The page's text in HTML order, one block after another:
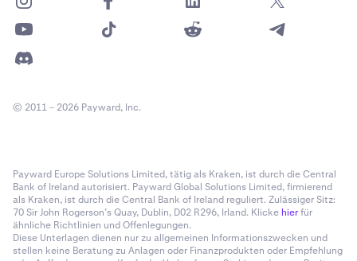
© 2011 – 2026 Payward, Inc.
Payward Europe Solutions Limited, tätig als Kraken, ist durch die Central
Bank of Ireland autorisiert. Payward Global Solutions Limited, firmierend
als Kraken, ist durch die Central Bank of Ireland reguliert. Zulässiger Sitz:
70 Sir John Rogerson’s Quay, Dublin, D02 R296, Irland. Klicke hierfür
ähnliche Richtlinien und Offenlegungen.
Diese Unterlagen dienen nur zu allgemeinen Informationszwecken und
stellen keine Beratung zu Anlagen oder Finanzprodukten oder Empfehlung